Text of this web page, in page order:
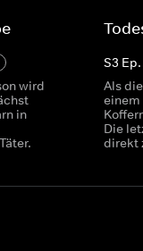
wird
in
S3 Ep.
Als
einem
Die
direkt